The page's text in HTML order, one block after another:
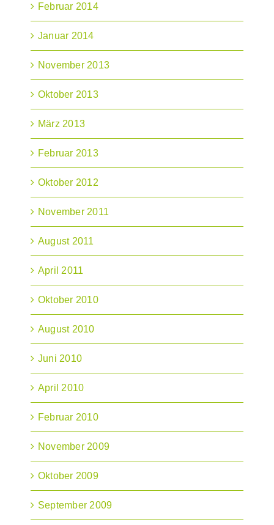
Februar 2014
Januar 2014
November 2013
Oktober 2013
März 2013
Februar 2013
Oktober 2012
November 2011
August 2011
April 2011
Oktober 2010
August 2010
Juni 2010
April 2010
Februar 2010
November 2009
Oktober 2009
September 2009